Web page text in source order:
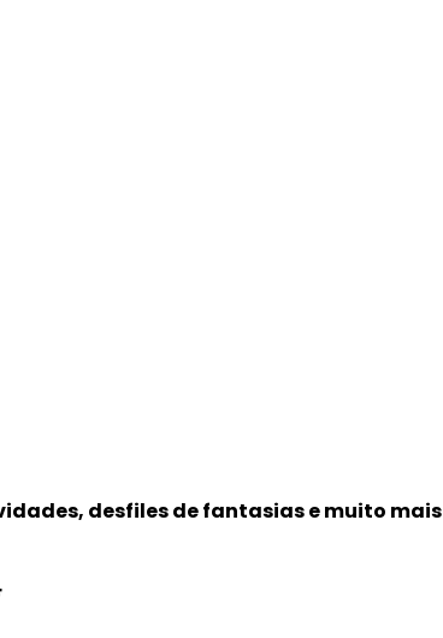
desfiles de fantasias e muito mais